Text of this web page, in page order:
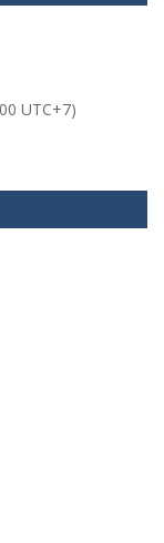
UTC+7)